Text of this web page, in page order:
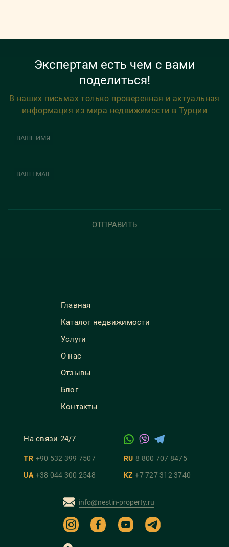
Экспертам есть чем с вами
поделиться!
В наших письмах только проверенная и актуальная
информация из мира недвижимости в Турции
ВАШЕ ИМЯ
ВАШ EMAIL
ОТПРАВИТЬ
Главная
Каталог недвижимости
Услуги
О нас
Отзывы
Блог
Контакты
На связи 24/7
TR +90 532 399 7507 RU 8 800 707 8475
UA +38 044 300 2548 KZ +7 727 312 3740
info@nestin-property.ru